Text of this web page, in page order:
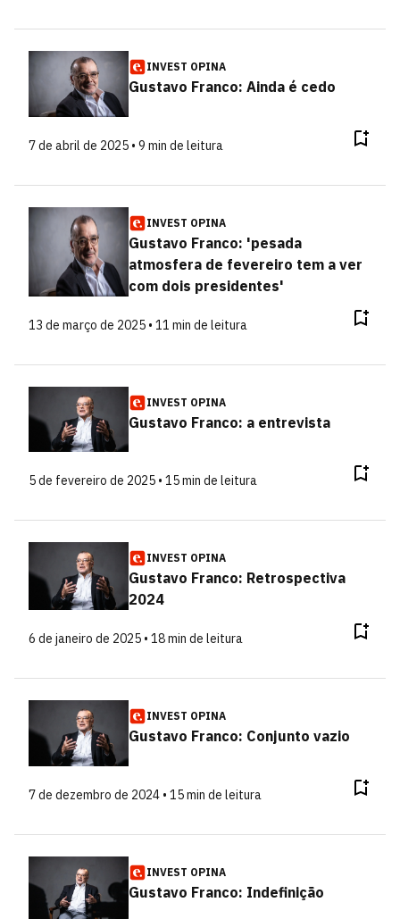
INVEST OPINA
Gustavo Franco: Ainda é cedo
7 de abril de 2025 • 9 min de leitura
INVEST OPINA
Gustavo Franco: 'pesada
atmosfera de fevereiro tem a ver
com dois presidentes'
13 de março de 2025 • 11 min de leitura
INVEST OPINA
Gustavo Franco: a entrevista
5 de fevereiro de 2025 • 15 min de leitura
INVEST OPINA
Gustavo Franco: Retrospectiva
2024
6 de janeiro de 2025 • 18 min de leitura
INVEST OPINA
Gustavo Franco: Conjunto vazio
7 de dezembro de 2024 • 15 min de leitura
INVEST OPINA
Gustavo Franco: Indefinição